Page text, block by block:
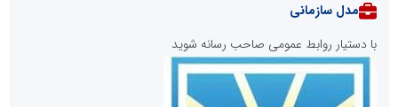
مدل سازمانی
با دستیار روابط عمومی صاحب رسانه شوید